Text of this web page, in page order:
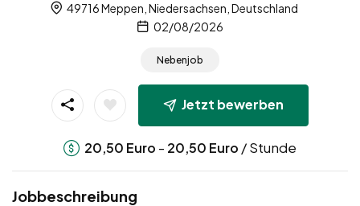
49716 Meppen, Niedersachsen, Deutschland
02/08/2026
Nebenjob
Jetzt bewerben
20,50 Euro - 20,50 Euro / Stunde
Jobbeschreibung